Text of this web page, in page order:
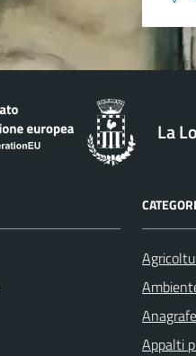
La
Appalti